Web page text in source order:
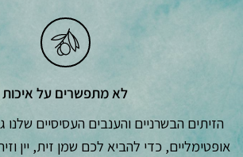
לא מתפשרים על איכות
הזיתים הבשרניים והענבים העסיסיים שלנו
אופטימליים, כדי להביא לכם שמן זית, יין